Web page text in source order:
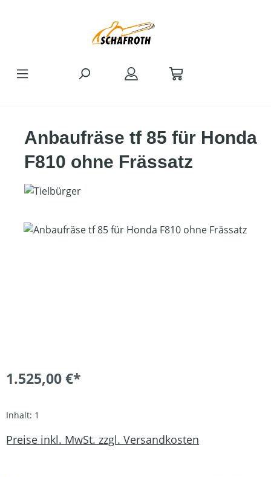
Anbaufräse tf 85 für Honda
F810 ohne Frässatz
Bildergalerie überspringen
1.525,00 €*
Inhalt: 1
Preise inkl. MwSt. zzgl. Versandkosten